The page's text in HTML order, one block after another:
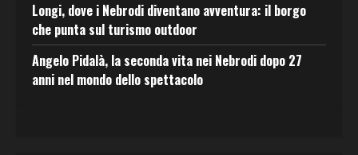
Longi, dove i Nebrodi diventano avventura: il borgo
che punta sul turismo outdoor
Angelo Pidalà, la seconda vita nei Nebrodi dopo 27
anni nel mondo dello spettacolo